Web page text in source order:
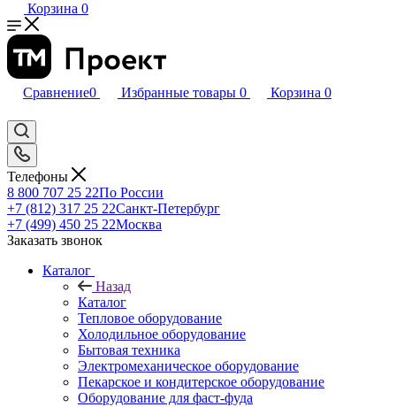
Корзина 0
Сравнение0 Избранные товары 0 Корзина 0
Телефоны
8 800 707 25 22По России
+7 (812) 317 25 22Санкт-Петербург
+7 (499) 450 25 22Москва
Заказать звонок
Каталог
Назад
Каталог
Тепловое оборудование
Холодильное оборудование
Бытовая техника
Электромеханическое оборудование
Пекарское и кондитерское оборудование
Оборудование для фаст-фуда